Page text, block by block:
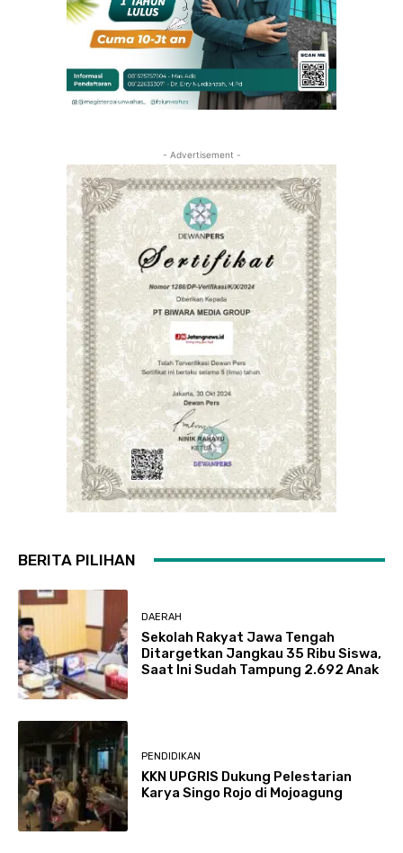
- Advertisement -
BERITA PILIHAN
DAERAH
Sekolah Rakyat Jawa Tengah
Ditargetkan Jangkau 35 Ribu Siswa,
Saat Ini Sudah Tampung 2.692 Anak
PENDIDIKAN
KKN UPGRIS Dukung Pelestarian
Karya Singo Rojo di Mojoagung